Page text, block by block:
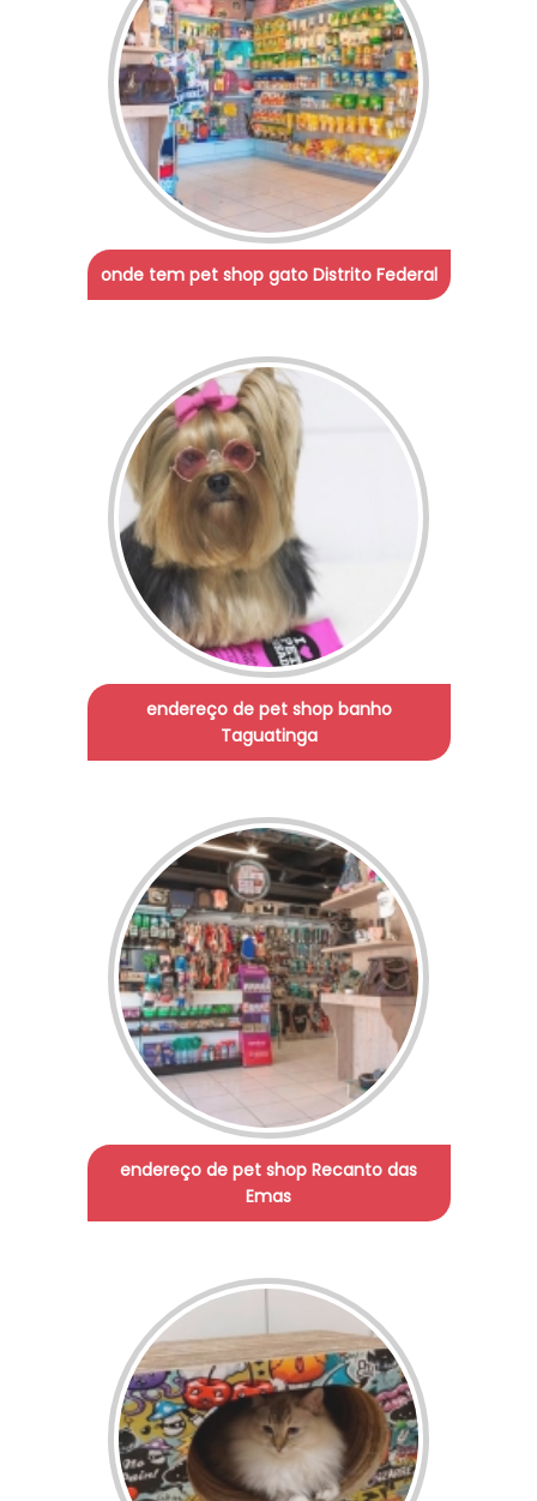
onde tem pet shop gato Distrito Federal
endereço de pet shop banho
Taguatinga
endereço de pet shop Recanto das
Emas